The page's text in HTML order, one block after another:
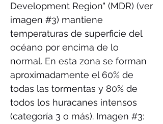
Development Region" (MDR) (ver
imagen #3) mantiene
temperaturas de superficie del
océano por encima de lo
normal. En esta zona se forman
aproximadamente el 60% de
todas las tormentas y 80% de
todos los huracanes intensos
(categoría 3 o más). Imagen #3: